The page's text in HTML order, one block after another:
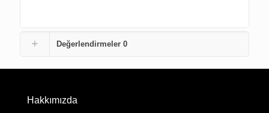
Değerlendirmeler 0
Hakkımızda